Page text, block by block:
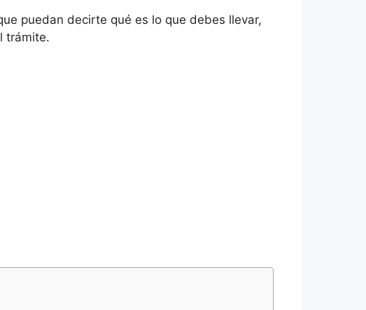
puedan decirte qué es lo que debes llevar,
trámite.